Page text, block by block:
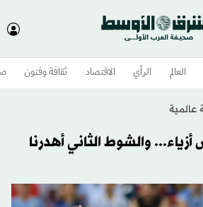
العالم الرأي الاقتصاد ثقافة وفنون
عالمية
والشوط الثاني أهدرنا